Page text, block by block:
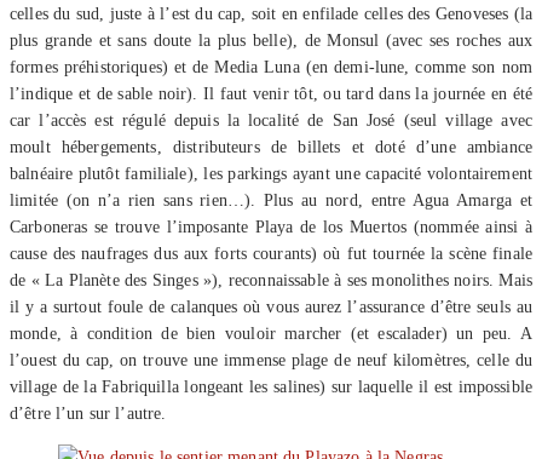
celles du sud, juste à l’est du cap, soit en enfilade celles des Genoveses (la
plus grande et sans doute la plus belle), de Monsul (avec ses roches aux
formes préhistoriques) et de Media Luna (en demi-lune, comme son nom
l’indique et de sable noir). Il faut venir tôt, ou tard dans la journée en été
car l’accès est régulé depuis la localité de San José (seul village avec
moult hébergements, distributeurs de billets et doté d’une ambiance
balnéaire plutôt familiale), les parkings ayant une capacité volontairement
limitée (on n’a rien sans rien…). Plus au nord, entre Agua Amarga et
Carboneras se trouve l’imposante Playa de los Muertos (nommée ainsi à
cause des naufrages dus aux forts courants) où fut tournée la scène finale
de « La Planète des Singes »), reconnaissable à ses monolithes noirs. Mais
il y a surtout foule de calanques où vous aurez l’assurance d’être seuls au
monde, à condition de bien vouloir marcher (et escalader) un peu. A
l’ouest du cap, on trouve une immense plage de neuf kilomètres, celle du
village de la Fabriquilla longeant les salines) sur laquelle il est impossible
d’être l’un sur l’autre.